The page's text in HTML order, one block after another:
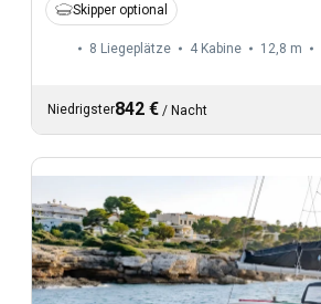
Skipper optional
8 Liegeplätze 4 Kabine 12,8 m
Niedrigster842 € / Nacht